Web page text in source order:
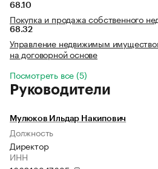
68.10
Покупка и продажа собственного
68.32
Управление недвижимым
на договорной основе
Посмотреть все (5)
Руководители
Мулюков Ильдар Накипович
Должность
Директор
ИНН